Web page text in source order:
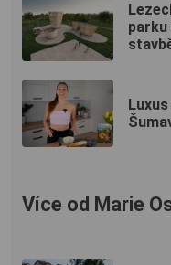
parku
Více od Marie